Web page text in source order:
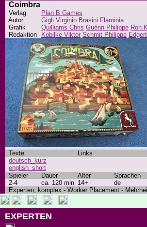
Coimbra
Verlag
Plan B Games
Autor
Gigli Virginio Brasini Flaminia
Grafik
Quilliams Chris Guérin Philippe Ron
Redaktion
Kobilke Viktor Schmit Philippe
Texte Links
deutsch_kurz
english_short
Spieler
Dauer Alter Sprachen
2-4
ca. 120 min 14+ de
Experten, komplex - Worker Placement -
EXPERTEN